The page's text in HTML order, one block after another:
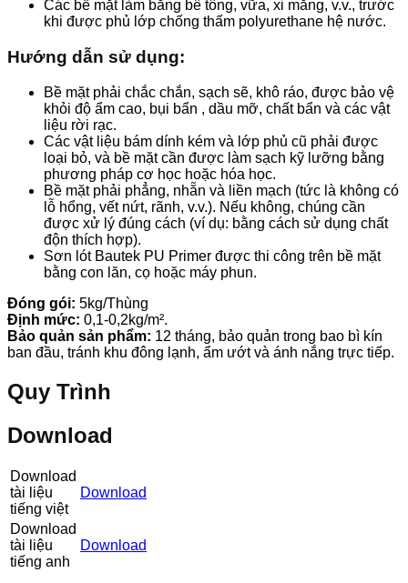
Các bề mặt làm bằng bê tông, vữa, xi măng, v.v., trước
khi được phủ lớp chống thấm polyurethane hệ nước.
Hướng dẫn sử dụng:
Bề mặt phải chắc chắn, sạch sẽ, khô ráo, được bảo vệ
khỏi độ ẩm cao, bụi bẩn , dầu mỡ, chất bẩn và các vật
liệu rời rạc.
Các vật liệu bám dính kém và lớp phủ cũ phải được
loại bỏ, và bề mặt cần được làm sạch kỹ lưỡng bằng
phương pháp cơ học hoặc hóa học.
Bề mặt phải phẳng, nhẵn và liền mạch (tức là không có
lỗ hổng, vết nứt, rãnh, v.v.). Nếu không, chúng cần
được xử lý đúng cách (ví dụ: bằng cách sử dụng chất
độn thích hợp).
Sơn lót Bautek PU Primer được thi công trên bề mặt
bằng con lăn, cọ hoặc máy phun.
Đóng gói: 5kg/Thùng
Định mức: 0,1-0,2kg/m².
Bảo quản sản phẩm: 12 tháng, bảo quản trong bao bì kín
ban đầu, tránh khu đông lạnh, ẩm ướt và ánh nắng trực tiếp.
Quy Trình
Download
Download
tài liệu
tiếng việt
Download
Download
tài liệu
tiếng anh
Download